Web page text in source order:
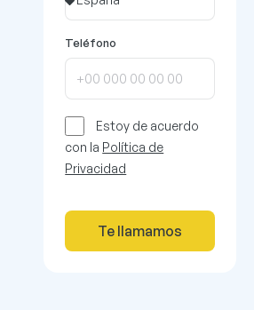
Teléfono
Estoy de acuerdo
con la Política de
Privacidad
Te llamamos